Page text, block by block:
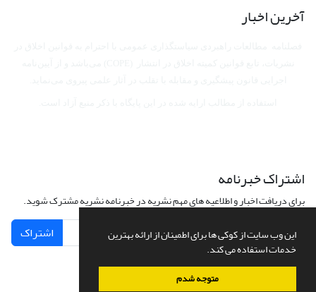
این وب سایت از کوکی ها برای اطمینان از ارائه بهترین
خدمات استفاده می کند.
متوجه شدم
آخرین اخبار
اشتراک خبرنامه
برای دریافت اخبار و اطلاعیه های مهم نشریه در خبرنامه نشریه مشترک شوید.
اشتراک